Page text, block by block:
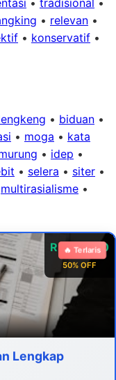
• tradisional •
• relevan •
• konservatif •
• biduan •
• moga • kata
• idep •
• selera • siter •
multirasialisme •
Rp 99.000
50% OFF
🔥 Terlaris
Lengkap